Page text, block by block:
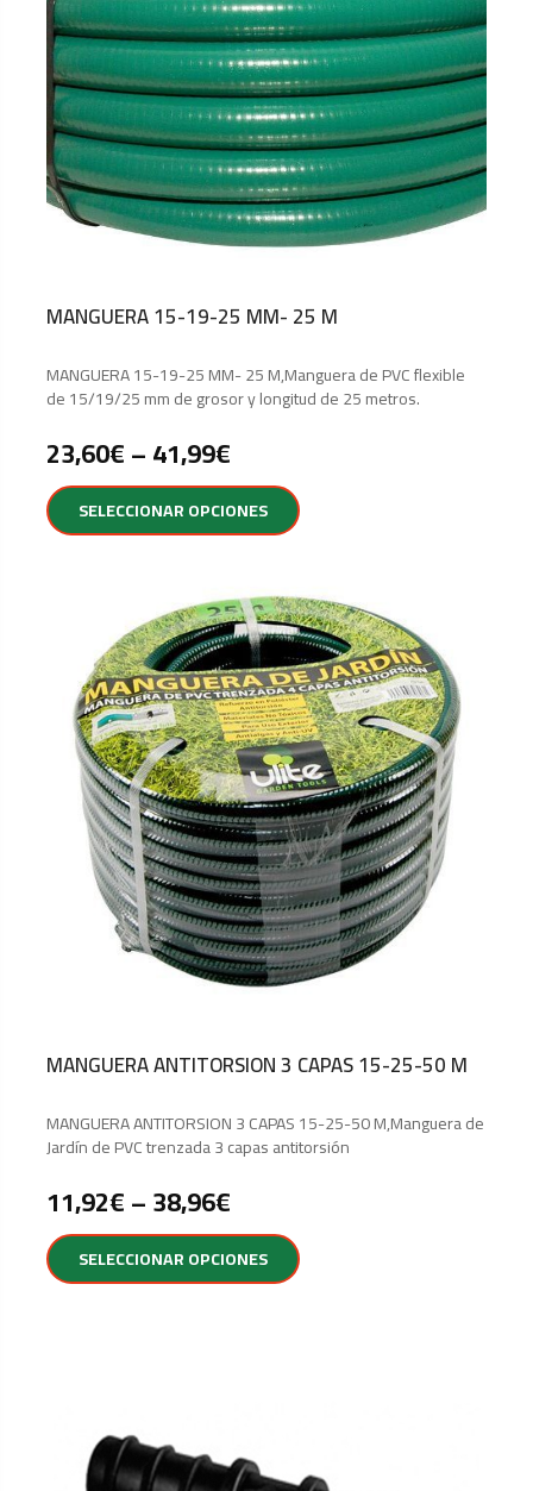
MANGUERA 15-19-25 MM- 25 M
MANGUERA 15-19-25 MM- 25 M,Manguera de PVC flexible
de 15/19/25 mm de grosor y longitud de 25 metros.
23,60€–41,99€
SELECCIONAR OPCIONES
MANGUERA ANTITORSION 3 CAPAS 15-25-50 M
MANGUERA ANTITORSION 3 CAPAS 15-25-50 M,Manguera de
Jardín de PVC trenzada 3 capas antitorsión
11,92€–38,96€
SELECCIONAR OPCIONES